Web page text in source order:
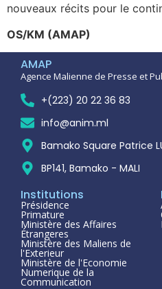
nouveaux récits pour le
OS/KM (AMAP)
AMAP
Agence Malienne de Presse et
+(223) 20 22 36 83
info@anim.ml
Bamako Square Patrice
BP141, Bamako - MALI
Institutions
Présidence
Primature
Ministère des Affaires
Étrangeres
Ministère des Maliens de
l'Exterieur
Ministère de l'Economie
Numerique de la
Communication